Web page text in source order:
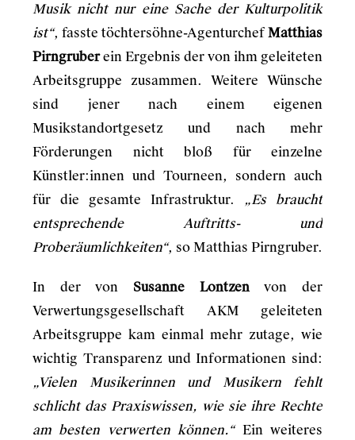
Musik nicht nur eine Sache der Kulturpolitik
ist“, fasste töchtersöhne-AgenturchefMatthias
Pirngruberein Ergebnis der von ihm geleiteten
Arbeitsgruppe zusammen. Weitere Wünsche
sind jener nach einem eigenen
Musikstandortgesetz und nach mehr
Förderungen nicht bloß für einzelne
Künstler:innen und Tourneen, sondern auch
für die gesamte Infrastruktur. „Es braucht
entsprechende Auftritts- und
Proberäumlichkeiten“, so Matthias Pirngruber.
In der von Susanne Lontzenvon der
Verwertungsgesellschaft AKM geleiteten
Arbeitsgruppe kam einmal mehr zutage, wie
wichtig Transparenz und Informationen sind:
„Vielen Musikerinnen und Musikern fehlt
schlicht das Praxiswissen, wie sie ihre Rechte
am besten verwerten können.“Ein weiteres